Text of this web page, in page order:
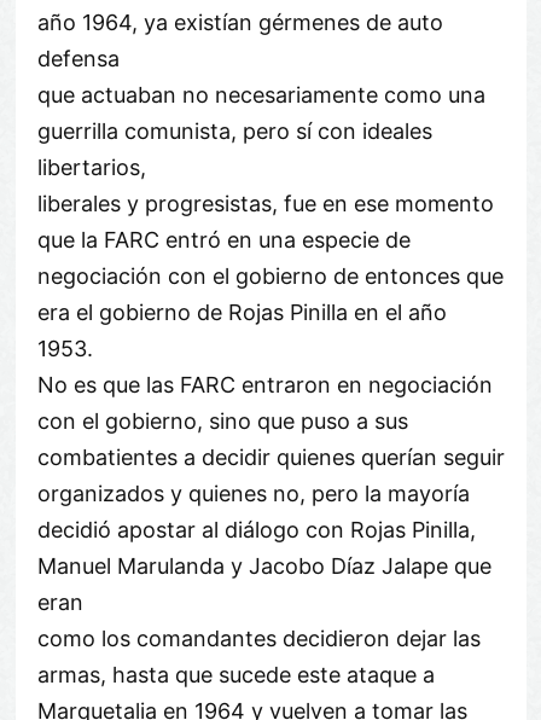
año 1964, ya existían gérmenes de auto
defensa
que actuaban no necesariamente como una
guerrilla comunista, pero sí con ideales
libertarios,
liberales y progresistas, fue en ese momento
que la FARC entró en una especie de
negociación con el gobierno de entonces que
era el gobierno de Rojas Pinilla en el año
1953.
No es que las FARC entraron en negociación
con el gobierno, sino que puso a sus
combatientes a decidir quienes querían seguir
organizados y quienes no, pero la mayoría
decidió apostar al diálogo con Rojas Pinilla,
Manuel Marulanda y Jacobo Díaz Jalape que
eran
como los comandantes decidieron dejar las
armas, hasta que sucede este ataque a
Marquetalia en 1964 y vuelven a tomar las